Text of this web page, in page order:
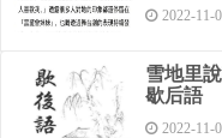
2022-11-
雪地里
歇后語
2022-11-